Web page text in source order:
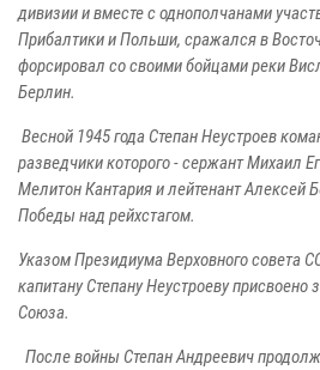
дивизии и вместе с однополчанами
Прибалтики и Польши, сражался в
форсировал со своими бойцами реки
Берлин.
Весной 1945 года Степан Неустроев
разведчики которого - сержант Михаил
Мелитон Кантария и лейтенант Алексей
Победы над рейхстагом.
Указом Президиума Верховного совета
капитану Степану Неустроеву присвоено
Союза.
После войны Степан Андреевич